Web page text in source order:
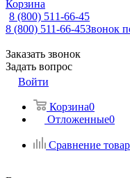
Корзина
8 (800) 511-66-45
8 (800) 511-66-45Звонок
Заказать звонок
Задать вопрос
Войти
Корзина0
Отложенные0
Сравнение